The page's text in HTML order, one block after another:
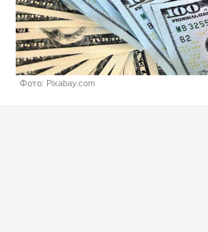
Фото: Pixabay.com